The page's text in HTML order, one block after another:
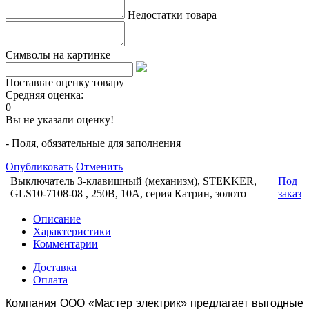
Недостатки товара
Символы на картинке
Поставьте оценку товару
Средняя оценка:
0
Вы не указали оценку!
- Поля, обязательные для заполнения
Опубликовать Отменить
Выключатель 3-клавишный (механизм), STEKKER,
GLS10-7108-08 , 250В, 10А, серия Катрин, золото
Под
заказ
Описание
Характеристики
Комментарии
Доставка
Оплата
Компания ООО «Мастер электрик» предлагает выгодные